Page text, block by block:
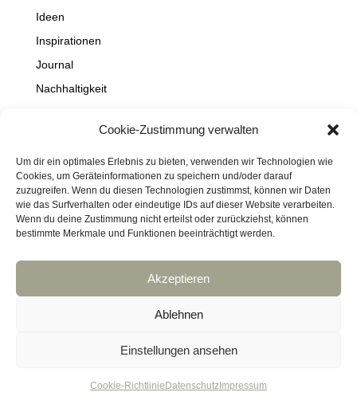
Cookie-Zustimmung verwalten
Um dir ein optimales Erlebnis zu bieten, verwenden wir Technologien wie
Cookies, um Geräteinformationen zu speichern und/oder darauf
zuzugreifen. Wenn du diesen Technologien zustimmst, können wir Daten
wie das Surfverhalten oder eindeutige IDs auf dieser Website verarbeiten.
Wenn du deine Zustimmung nicht erteilst oder zurückziehst, können
bestimmte Merkmale und Funktionen beeinträchtigt werden.
Akzeptieren
Ablehnen
Einstellungen ansehen
Cookie-Richtlinie Datenschutz Impressum
Ideen
Inspirationen
Journal
Nachhaltigkeit
Projekte
Schaufenster
Travel
Datenschutz
Haftungsausschluss
copyright © bridhadesign